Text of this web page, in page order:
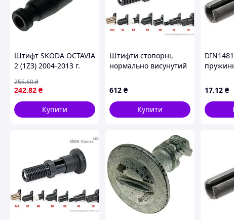
Штифт SKODA OCTAVIA
2 (1Z3) 2004-2013 г.
242.82 ₴
255.60₴
Купити
Штифти стопорні,
нормально висунутий
наконечники GN
81700-8-12-C-SD-ST
612 ₴
Купити
покриття
17.12 ₴